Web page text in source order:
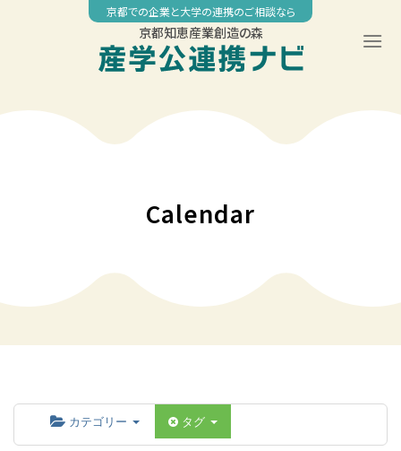
京都での企業と大学の連携のご相談なら
京都知恵産業創造の森
Calendar
カテゴリー タグ